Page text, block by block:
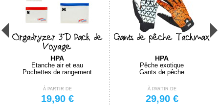
Orgadryzer 3D Pack de
Voyage
HPA
Étanche air et eau
Pochettes de rangement
À PARTIR DE
19,90 €
Gants de pêche Tackmax
HPA
Pêche exotique
Gants de pêche
À PARTIR DE
29,90 €